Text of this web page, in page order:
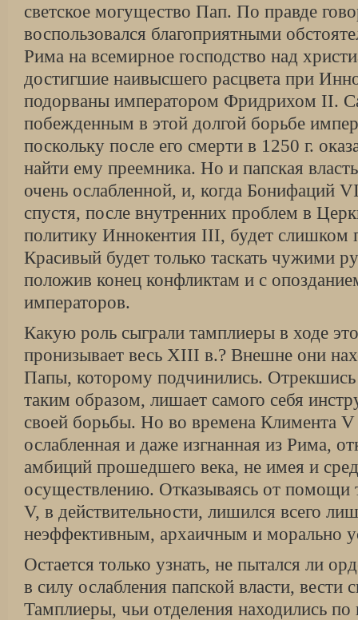
светское могущество Пап. По правде
воспользовался благоприятными
Рима на всемирное господство над
достигшие наивысшего расцвета при
подорваны императором Фридрихом II.
побежденным в этой долгой борьбе
поскольку после его смерти в 1250 г.
найти ему преемника. Но и папская
очень ослабленной, и, когда Бонифаций
спустя, после внутренних проблем в
политику Иннокентия III, будет слишком
Красивый будет только таскать чужими
положив конец конфликтам и с
императоров.
Какую роль сыграли тамплиеры в ходе
пронизывает весь XIII в.? Внешне они
Папы, которому подчинились.
таким образом, лишает самого себя
своей борьбы. Но во времена Климента V
ослабленная и даже изгнанная из Рима,
амбиций прошедшего века, не имея и
осуществлению. Отказываясь от помощи
V, в действительности, лишился всего
неэффективным, архаичным и морально
Остается только узнать, не пытался ли
в силу ослабления папской власти, вести
Тамплиеры, чьи отделения находились